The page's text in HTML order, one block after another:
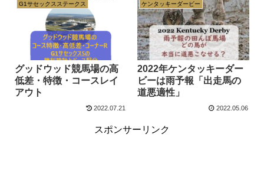
G1サセックスステークス
グッドウッド競馬場の高
低差・特徴・コースレイ
アウト
2022.07.21
ケンタッキーダービー
2022年ケンタッキーダー
ビーは雨予報「出走馬の
道悪適性」
2022.05.06
スポンサーリンク